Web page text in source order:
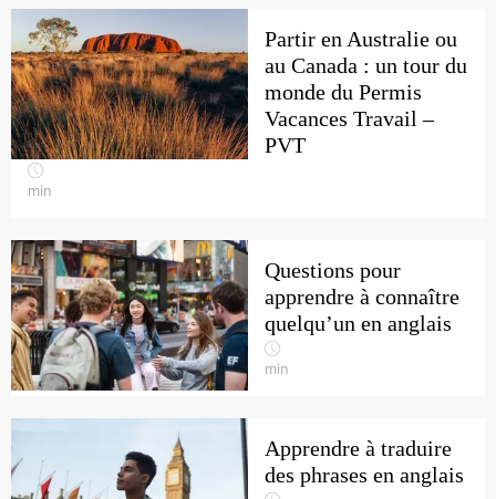
Partir en Australie ou
au Canada : un tour du
monde du Permis
Vacances Travail –
PVT
min
Questions pour
apprendre à connaître
quelqu’un en anglais
min
Apprendre à traduire
des phrases en anglais